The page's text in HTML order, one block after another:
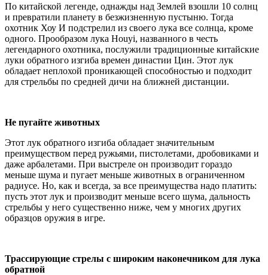
По китайской легенде, однажды над Землей взошли 10 солнц
и превратили планету в безжизненную пустыню. Тогда
охотник Хоу И подстрелил из своего лука все солнца, кроме
одного. Прообразом лука Houyi, названного в честь
легендарного охотника, послужили традиционные китайские
луки обратного изгиба времен династии Цин. Этот лук
обладает неплохой проникающей способностью и подходит
для стрельбы по средней дичи на ближней дистанции.
Не пугайте животных
Этот лук обратного изгиба обладает значительным
преимуществом перед ружьями, пистолетами, дробовиками и
даже арбалетами. При выстреле он производит гораздо
меньше шума и пугает меньше животных в ограниченном
радиусе. Но, как и всегда, за все преимущества надо платить:
пусть этот лук и производит меньше всего шума, дальность
стрельбы у него существенно ниже, чем у многих других
образцов оружия в игре.
Трассирующие стрелы с широким наконечником для лука
обратной